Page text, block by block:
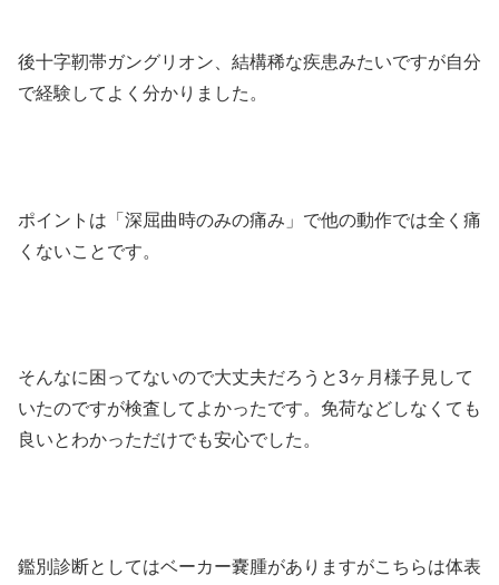
後十字靭帯ガングリオン、結構稀な疾患みたいですが自分
で経験してよく分かりました。
ポイントは「深屈曲時のみの痛み」で他の動作では全く痛
くないことです。
そんなに困ってないので大丈夫だろうと3ヶ月様子見して
いたのですが検査してよかったです。免荷などしなくても
良いとわかっただけでも安心でした。
鑑別診断としてはベーカー嚢腫がありますがこちらは体表